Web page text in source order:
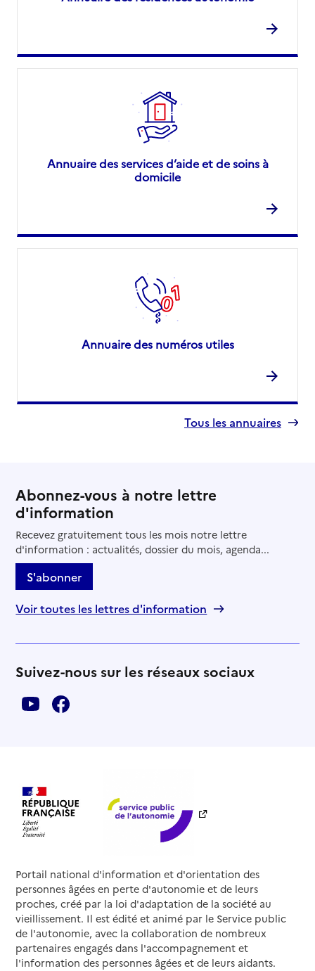
Annuaire des services d’aide et de soins à
domicile
Annuaire des numéros utiles
Tous les annuaires
Abonnez-vous à notre lettre
d'information
Recevez gratuitement tous les mois notre lettre
d'information : actualités, dossier du mois, agenda...
S'abonner
Voir toutes les lettres d'information
Suivez-nous sur les réseaux sociaux
Portail national d'information et d'orientation des
personnes âgées en perte d'autonomie et de leurs
proches, créé par la loi d'adaptation de la société au
vieillissement. Il est édité et animé par le Service public
de l'autonomie, avec la collaboration de nombreux
partenaires engagés dans l'accompagnement et
l'information des personnes âgées et de leurs aidants.